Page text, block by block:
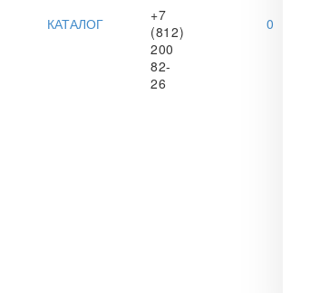
КАТАЛОГ
+7
(812)
200
82-
26
0